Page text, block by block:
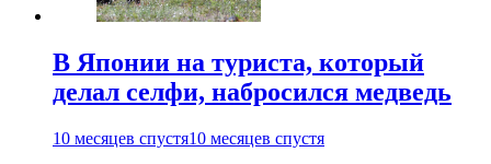
В Японии на туриста, который
делал селфи, набросился медведь
10 месяцев спустя10 месяцев спустя